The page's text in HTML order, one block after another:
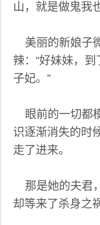
山，就是做鬼我
美丽的新娘子
辣：“好妹妹，
子妃。”
眼前的一切都
识逐渐消失的时
走了进来。
那是她的夫君
却等来了杀身之